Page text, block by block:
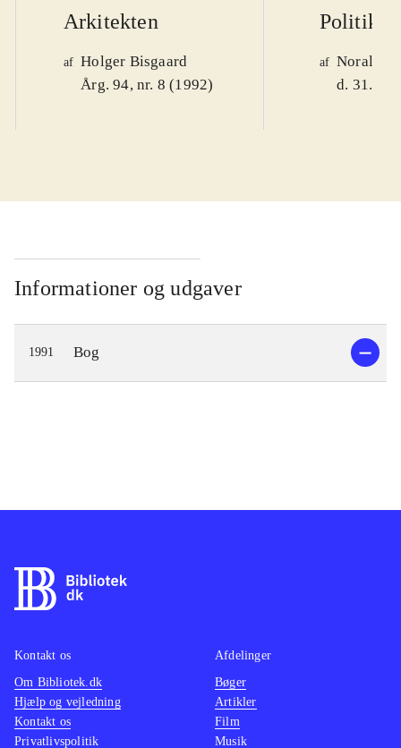
Arkitekten
af Holger Bisgaard
Årg. 94, nr. 8 (1992)
Politiken
af Noralv
d. 31.
Informationer og udgaver
1991 Bog
Kontakt os
Om Bibliotek.dk
Hjælp og vejledning
Kontakt os
Privatlivspolitik
Afdelinger
Bøger
Artikler
Film
Musik